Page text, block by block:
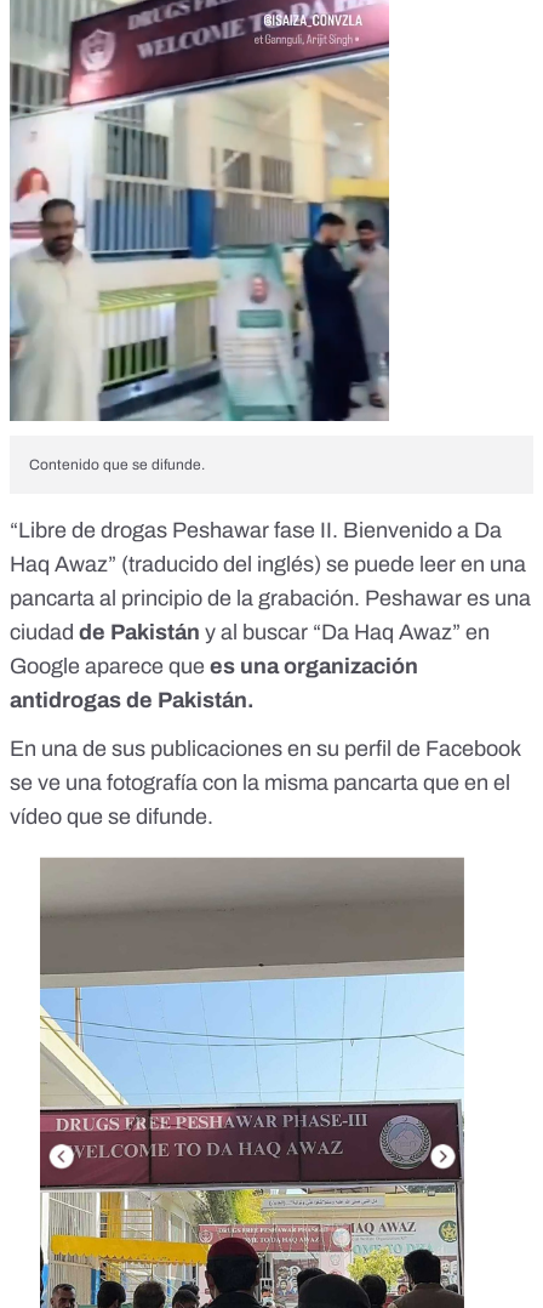
Contenido que se difunde.
“Libre de drogas Peshawar fase II. Bienvenido a Da
Haq Awaz” (traducido del inglés) se puede leer en una
pancarta al principio de la grabación. Peshawar es una
ciudad de Pakistán y al buscar “Da Haq Awaz” en
Google aparece que es unaorganización
antidrogas de Pakistán.
En una de sus publicaciones en su perfil de Facebook
se ve una fotografía con la misma pancarta que en el
vídeo que se difunde.